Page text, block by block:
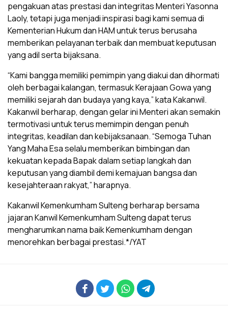
pengakuan atas prestasi dan integritas Menteri Yasonna
Laoly, tetapi juga menjadi inspirasi bagi kami semua di
Kementerian Hukum dan HAM untuk terus berusaha
memberikan pelayanan terbaik dan membuat keputusan
yang adil serta bijaksana.
“Kami bangga memiliki pemimpin yang diakui dan dihormati
oleh berbagai kalangan, termasuk Kerajaan Gowa yang
memiliki sejarah dan budaya yang kaya,” kata Kakanwil.
Kakanwil berharap, dengan gelar ini Menteri akan semakin
termotivasi untuk terus memimpin dengan penuh
integritas, keadilan dan kebijaksanaan. “Semoga Tuhan
Yang Maha Esa selalu memberikan bimbingan dan
kekuatan kepada Bapak dalam setiap langkah dan
keputusan yang diambil demi kemajuan bangsa dan
kesejahteraan rakyat,” harapnya.
Kakanwil Kemenkumham Sulteng berharap bersama
jajaran Kanwil Kemenkumham Sulteng dapat terus
mengharumkan nama baik Kemenkumham dengan
menorehkan berbagai prestasi.*/YAT